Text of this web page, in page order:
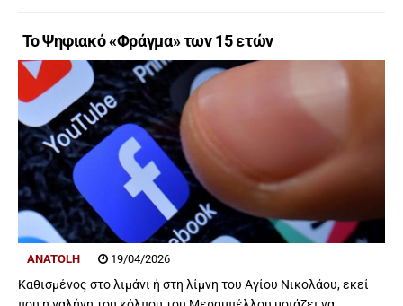
Το Ψηφιακό «Φράγμα» των 15 ετών
ANATOLH 19/04/2026
Καθισμένος στο λιμάνι ή στη λίμνη του Αγίου Νικολάου, εκεί